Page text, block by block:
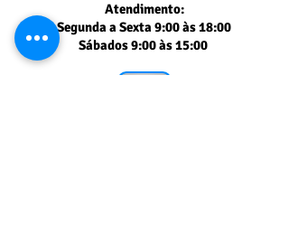
Atendimento:
Segunda a Sexta 9:00 às 18:00
Sábados 9:00 às 15:00